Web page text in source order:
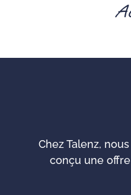
Chez Talenz,
conçu une